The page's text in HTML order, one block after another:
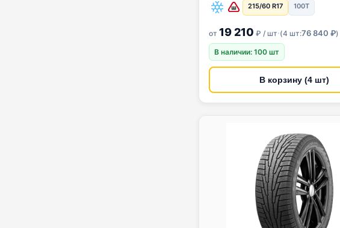
215/60 R17 100T
от 19 210 ₽ / шт·(4 шт:76 840 ₽)
В наличии: 100 шт
В корзину (4 шт)